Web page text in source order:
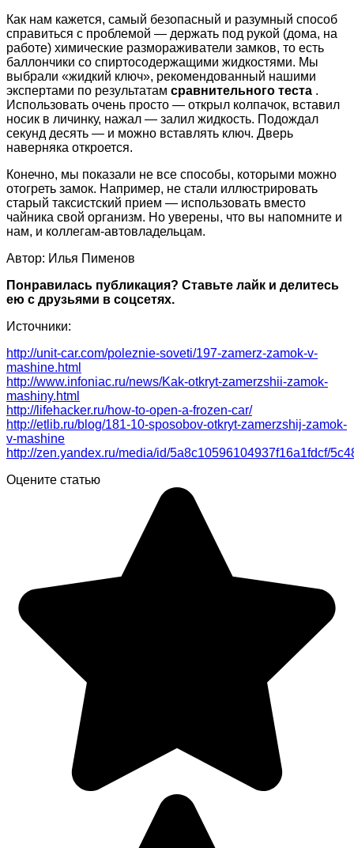
Как нам кажется, самый безопасный и разумный способ
справиться с проблемой — держать под рукой (дома, на
работе) химические размораживатели замков, то есть
баллончики со спиртосодержащими жидкостями. Мы
выбрали «жидкий ключ», рекомендованный нашими
экспертами по результатам сравнительного теста .
Использовать очень просто — открыл колпачок, вставил
носик в личинку, нажал — залил жидкость. Подождал
секунд десять — и можно вставлять ключ. Дверь
наверняка откроется.
Конечно, мы показали не все способы, которыми можно
отогреть замок. Например, не стали иллюстрировать
старый таксистский прием — использовать вместо
чайника свой организм. Но уверены, что вы напомните и
нам, и коллегам-автовладельцам.
Автор: Илья Пименов
Понравилась публикация? Ставьте лайк и делитесь
ею с друзьями в соцсетях.
Источники:
http://unit-car.com/poleznie-soveti/197-zamerz-zamok-v-
mashine.html
http://www.infoniac.ru/news/Kak-otkryt-zamerzshii-zamok-
mashiny.html
http://lifehacker.ru/how-to-open-a-frozen-car/
http://etlib.ru/blog/181-10-sposobov-otkryt-zamerzshij-zamok-
v-mashine
http://zen.yandex.ru/media/id/5a8c10596104937f16a1fdcf/
Оцените статью